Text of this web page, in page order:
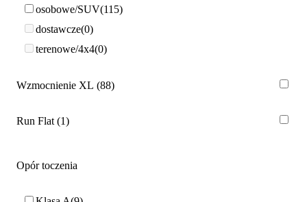
osobowe/SUV 115
dostawcze 0
terenowe/4x4 0
Wzmocnienie XL 88
Run Flat 1
Opór toczenia